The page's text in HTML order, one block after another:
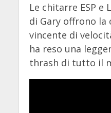
Le chitarre ESP e
di Gary offrono la
vincente di
ha reso una
thrash di tutto il